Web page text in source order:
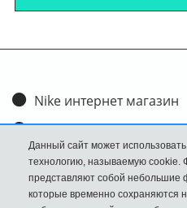
Nike интернет магазин
Доставка и оплата
Обмен и возврат
Размеры
Данный сайт может
технологию, называемую cookie.
представляют собой небольшие
которые временно сохраняются